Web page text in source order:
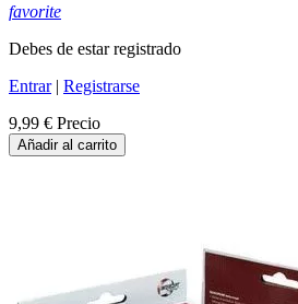
favorite
Debes de estar registrado
Entrar| Registrarse
9,99 € Precio
Añadir al carrito